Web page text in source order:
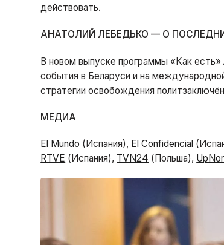
действовать.
АНАТОЛИЙ ЛЕБЕДЬКО — О
В новом выпуске программы «Как
события в Беларуси и на
стратегии освобождения
МЕДИА
El Mundo (Испания), El Confidencial
RTVE (Испания), TVN24 (Польша),